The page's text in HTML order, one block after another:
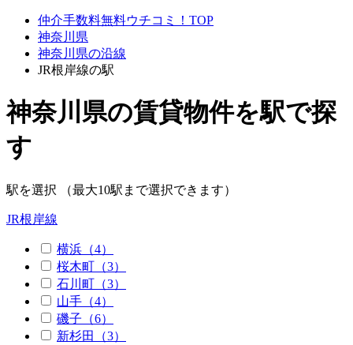
仲介手数料無料ウチコミ！TOP
神奈川県
神奈川県の沿線
JR根岸線の駅
神奈川県の賃貸物件を駅で探
す
駅を選択 （最大10駅まで選択できます）
JR根岸線
横浜（4）
桜木町（3）
石川町（3）
山手（4）
磯子（6）
新杉田（3）